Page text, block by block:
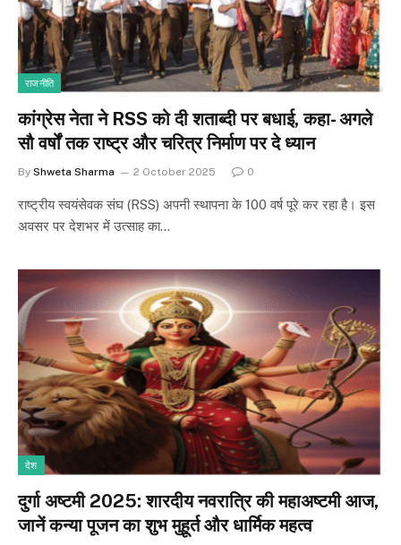
राजनीति
कांग्रेस नेता ने RSS को दी शताब्दी पर बधाई, कहा- अगले
सौ वर्षों तक राष्ट्र और चरित्र निर्माण पर दे ध्यान
By Shweta Sharma 2 October 2025 0
राष्ट्रीय स्वयंसेवक संघ (RSS) अपनी स्थापना के 100 वर्ष पूरे कर रहा है। इस
अवसर पर देशभर में उत्साह का…
देश
दुर्गा अष्टमी 2025: शारदीय नवरात्रि की महाअष्टमी आज,
जानें कन्या पूजन का शुभ मुहूर्त और धार्मिक महत्व